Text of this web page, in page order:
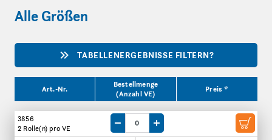
Alle Größen
TABELLENERGEBNISSE FILTERN?
Art.-Nr.
Bestellmenge
(Anzahl VE)
Preis *
3856
2 Rolle(n) pro VE Menge um eine VE reduzieren
Menge um eine VE erhöhen